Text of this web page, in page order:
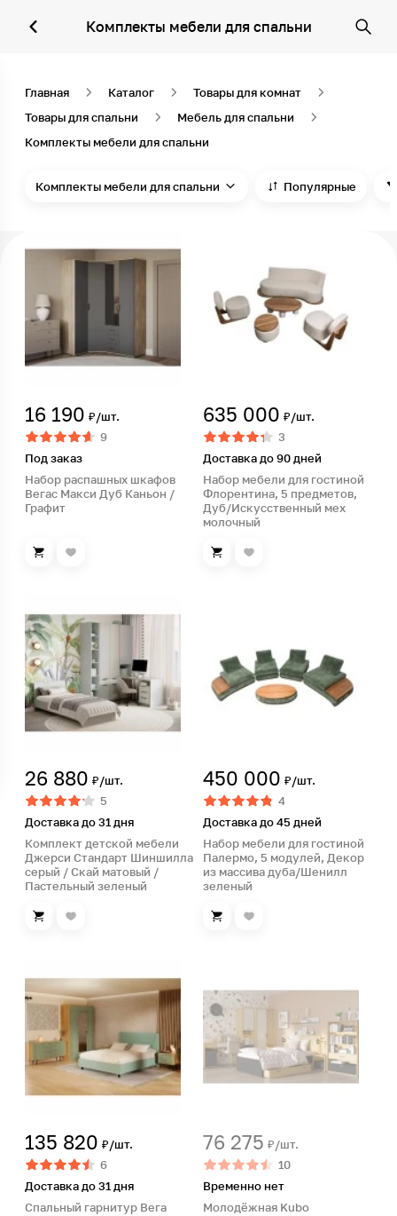
Комплекты мебели для спальни
Главная Каталог
Товары для комнат
Товары для спальни
Мебель для спальни
Комплекты мебели для спальни
Комплекты мебели для спальни Популярные
16 190 ₽/шт.
9
Под заказ
Набор распашных шкафов
Вегас Макси Дуб Каньон /
Графит
635 000 ₽/шт.
3
Доставка до 90 дней
Набор мебели для гостиной
Флорентина, 5 предметов,
Дуб/Искусственный мех
молочный
26 880 ₽/шт.
5
Доставка до 31 дня
Комплект детской мебели
Джерси Стандарт Шиншилла
серый / Скай матовый /
Пастельный зеленый
450 000 ₽/шт.
4
Доставка до 45 дней
Набор мебели для гостиной
Палермо, 5 модулей, Декор
из массива дуба/Шенилл
зеленый
135 820 ₽/шт.
6
Доставка до 31 дня
Спальный гарнитур Вега
76 275 ₽/шт.
10
Временно нет
Молодёжная Kubo